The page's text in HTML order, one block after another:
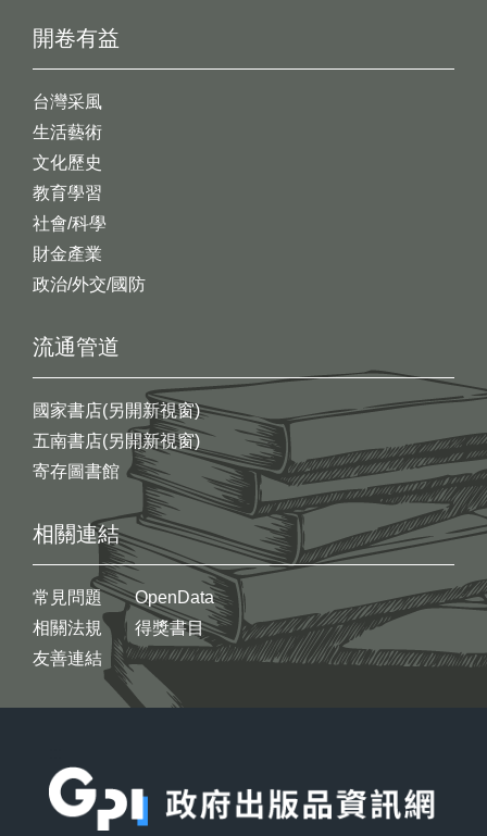
開卷有益
台灣采風
生活藝術
文化歷史
教育學習
社會/科學
財金產業
政治/外交/國防
流通管道
國家書店(另開新視窗)
五南書店(另開新視窗)
寄存圖書館
相關連結
常見問題
相關法規
友善連結
OpenData
得獎書目